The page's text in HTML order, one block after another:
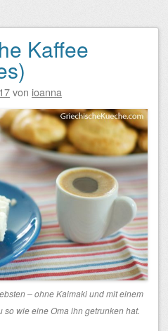
Kaffee
von ioanna
– ohne Kaimaki und mit einem
so wie eine Oma ihn getrunken hat.